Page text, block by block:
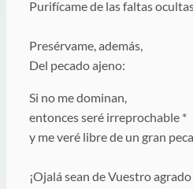
Purifícame de las faltas
Presérvame, además,
Del pecado ajeno:
Si no me dominan,
entonces seré irreprochable *
y me veré libre de un gran
¡Ojalá sean de Vuestro